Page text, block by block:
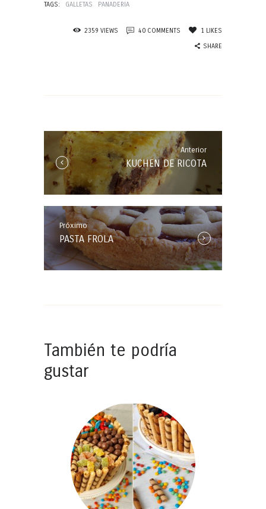
TAGS:
GALLETAS PANADERIA
2359 VIEWS 40 COMMENTS 1 LIKES
SHARE
entradas
Anterior
KUCHEN DE RICOTA
PróximoPróxima
Entrada:
PASTA FROLA
También te podría
gustar